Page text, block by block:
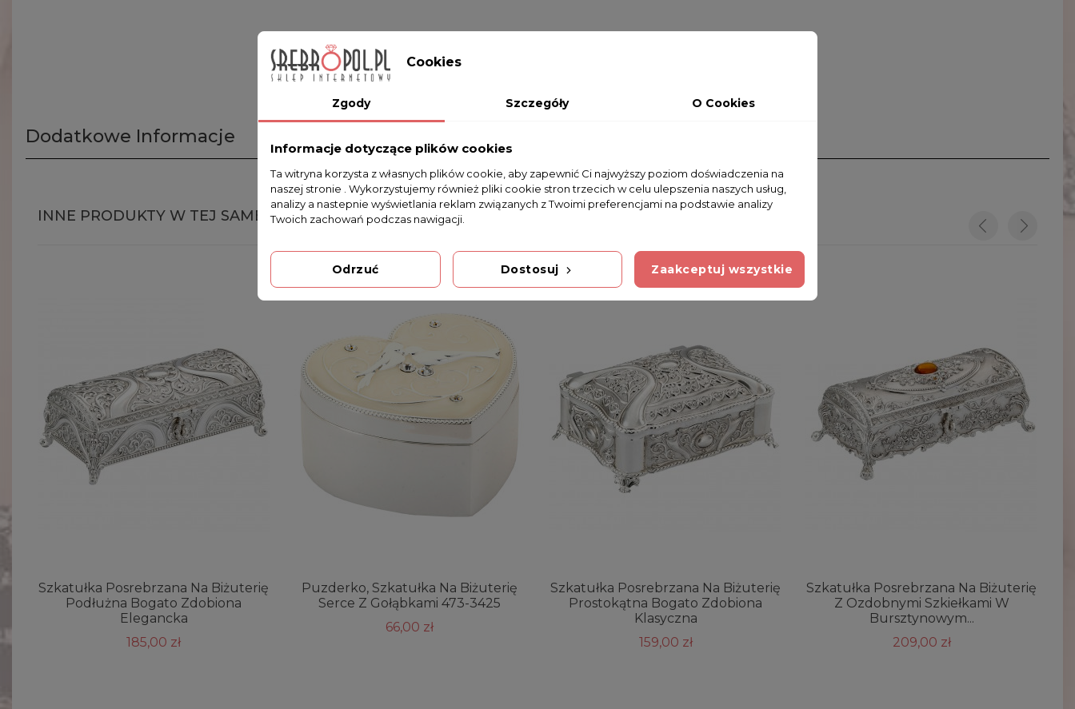
Dodatkowe Informacje
INNE PRODUKTY W TEJ SAMEJ KATEGORII
Szkatułka Posrebrzana Na Biżuterię
Podłużna Bogato Zdobiona
Elegancka
185,00 zł
Puzderko, Szkatułka Na Biżuterię
Serce Z Gołąbkami 473-3425
66,00 zł
Szkatułka Posrebrzana Na Biżuterię
Prostokątna Bogato Zdobiona
Klasyczna
159,00 zł
Szkatułka Posrebrzana Na Biżuterię
Z Ozdobnymi Szkiełkami W
Bursztynowym...
209,00 zł
Cookies
Zgody Szczegóły O Cookies
Informacje dotyczące plików cookies
Ta witryna korzysta z własnych plików cookie, aby zapewnić Ci najwyższy poziom doświadczenia na
naszej stronie . Wykorzystujemy również pliki cookie stron trzecich w celu ulepszenia naszych usług,
analizy a nastepnie wyświetlania reklam związanych z Twoimi preferencjami na podstawie analizy
Twoich zachowań podczas nawigacji.
Odrzuć Dostosuj Zaakceptuj wszystkie